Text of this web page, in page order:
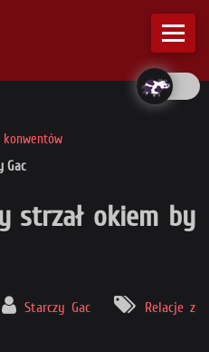
konwentów
Gac
strzał okiem by
Starczy Gac
Relacje z